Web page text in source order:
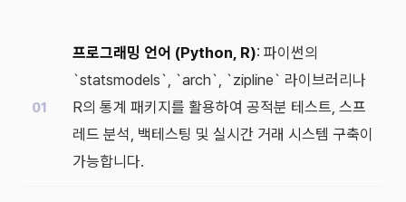
프로그래밍 언어 (Python, R): 파이썬의
`statsmodels`, `arch`, `zipline` 라이브러리나
R의 통계 패키지를 활용하여 공적분 테스트, 스프
레드 분석, 백테스팅 및 실시간 거래 시스템 구축이
가능합니다.